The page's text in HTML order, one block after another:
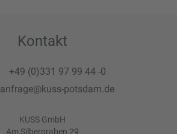
Kontakt
KUSS GmbH
Am Silbergraben 29
+49 (0)331 97 99 44 -0
anfrage@kuss-potsdam.de